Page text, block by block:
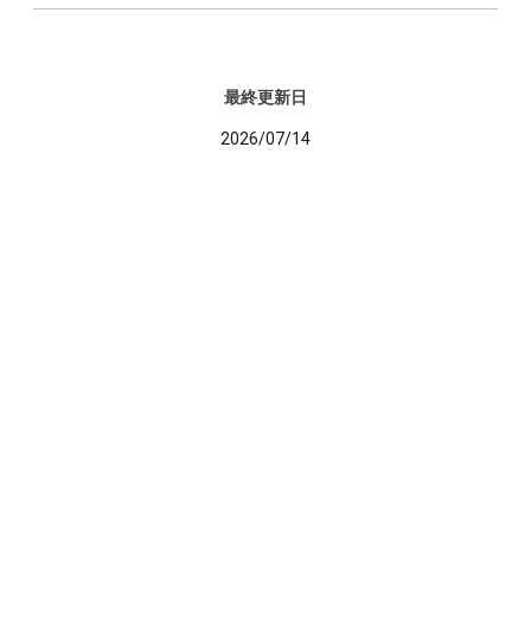
最終更新日
2026/07/14